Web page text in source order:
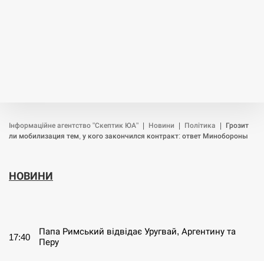
Інформаційне агентство "Скептик ЮА" Новини Політика
Грозит
ли мобилизация тем, у кого закончился контракт: ответ Минобороны
НОВИНИ
17:40
Папа Римський відвідає Уругвай, Аргентину та
Перу